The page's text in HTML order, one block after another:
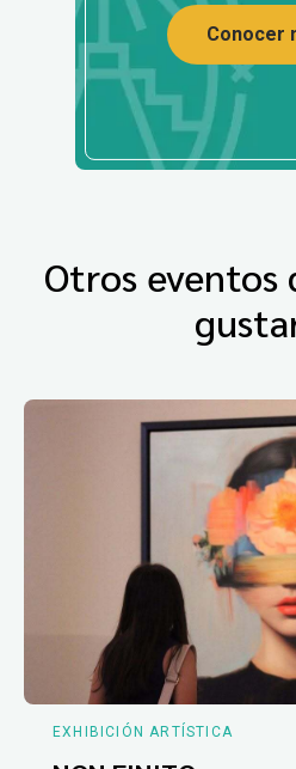
Conocer
Otros eventos
EXHIBICIÓN ARTÍSTICA